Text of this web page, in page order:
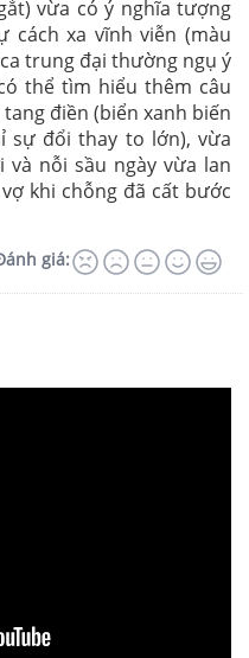
vừa có ý nghĩa tượng
cách xa vĩnh viễn (màu
trung đại thường ngụ ý
thể tìm hiểu thêm câu
điền (biển xanh biến
sự đổi thay to lớn), vừa
và nỗi sầu ngày vừa lan
khi chỗng đã cất bước
giá: